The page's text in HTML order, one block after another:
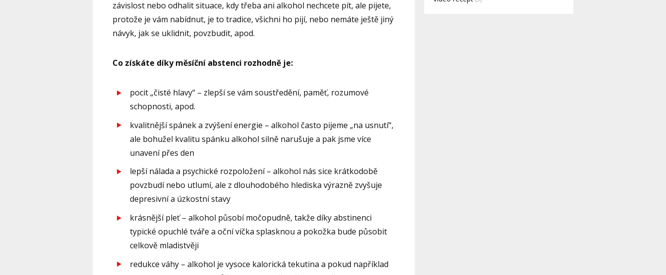
závislost nebo odhalit situace, kdy třeba ani alkohol nechcete pít, ale pijete,
protože je vám nabídnut, je to tradice, všichni ho pijí, nebo nemáte ještě jiný
návyk, jak se uklidnit, povzbudit, apod.
Co získáte díky měsíční abstenci rozhodně je:
pocit „čisté hlavy“ – zlepší se vám soustředění, paměť, rozumové
schopnosti, apod.
kvalitnější spánek a zvýšení energie – alkohol často pijeme „na usnutí“,
ale bohužel kvalitu spánku alkohol silně narušuje a pak jsme více
unavení přes den
lepší nálada a psychické rozpoložení – alkohol nás sice krátkodobě
povzbudí nebo utlumí, ale z dlouhodobého hlediska výrazně zvyšuje
depresivní a úzkostní stavy
krásnější pleť – alkohol působí močopudně, takže díky abstinenci
typické opuchlé tváře a oční víčka splasknou a pokožka bude působit
celkově mladistvěji
redukce váhy – alkohol je vysoce kalorická tekutina a pokud například